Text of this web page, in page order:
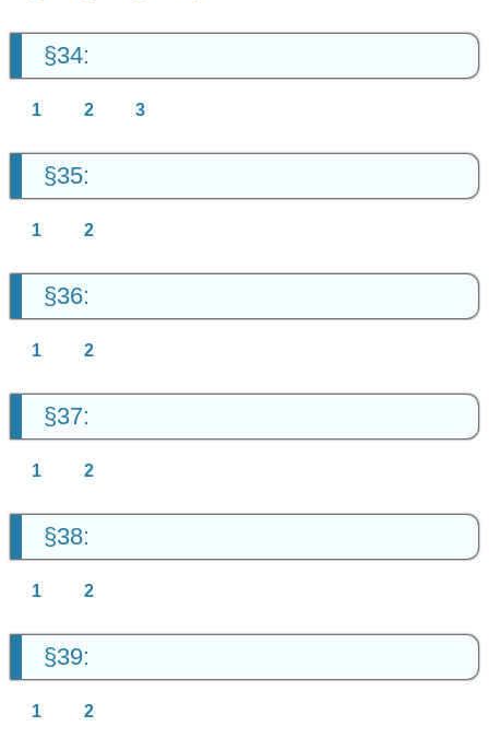
§34:
1 2 3
§35:
1 2
§36:
1 2
§37:
1 2
§38:
1 2
§39:
1 2